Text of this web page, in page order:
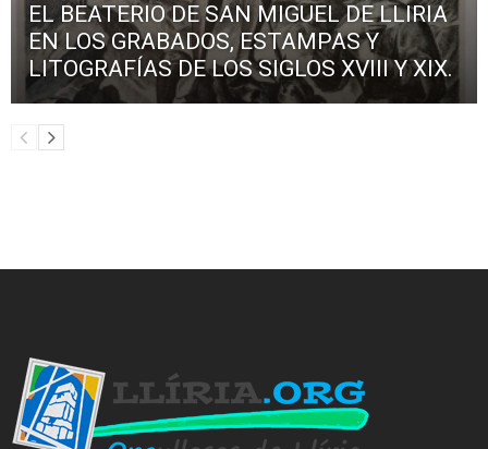
EL BEATERIO DE SAN MIGUEL DE LLIRIA
EN LOS GRABADOS, ESTAMPAS Y
LITOGRAFÍAS DE LOS SIGLOS XVIII Y XIX.